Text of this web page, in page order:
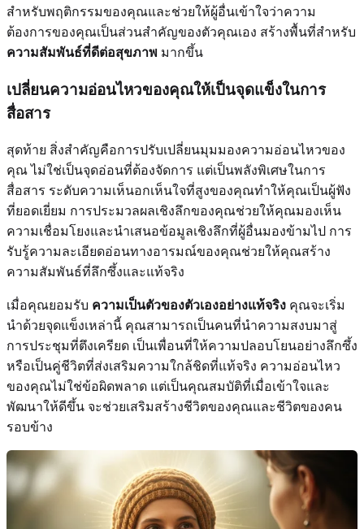
สำหรับพฤติกรรมของคุณและช่วยให้ผู้อื่นเข้าใจว่าความ
ต้องการของคุณเป็นส่วนสำคัญของตัวคุณเอง สร้างพื้นที่สำหรับ
ความสัมพันธ์ที่ดีต่อสุขภาพ มากขึ้น
เปลี่ยนความอ่อนไหวของคุณให้เป็นจุดแข็งในการ
สื่อสาร
สุดท้าย สิ่งสำคัญคือการปรับเปลี่ยนมุมมองความอ่อนไหวของ
คุณ ไม่ใช่เป็นจุดอ่อนที่ต้องจัดการ แต่เป็นพลังพิเศษในการ
สื่อสาร ระดับความเห็นอกเห็นใจที่สูงของคุณทำให้คุณเป็นผู้ฟัง
ที่ยอดเยี่ยม การประมวลผลเชิงลึกของคุณช่วยให้คุณมองเห็น
ความเชื่อมโยงและนำเสนอข้อมูลเชิงลึกที่ผู้อื่นมองข้ามไป การ
รับรู้ความละเอียดอ่อนทางอารมณ์ของคุณช่วยให้คุณสร้าง
ความสัมพันธ์ที่ลึกซึ้งและแท้จริง
เมื่อคุณยอมรับ ความเป็นตัวของตัวเองอย่างแท้จริง คุณจะเริ่ม
นำด้วยจุดแข็งเหล่านี้ คุณสามารถเป็นคนที่นำความสงบมาสู่
การประชุมที่ตึงเครียด เป็นเพื่อนที่ให้ความปลอบโยนอย่างลึกซึ้ง
หรือเป็นคู่ชีวิตที่ส่งเสริมความใกล้ชิดที่แท้จริง ความอ่อนไหว
ของคุณไม่ใช่ข้อผิดพลาด แต่เป็นคุณสมบัติที่เมื่อเข้าใจและ
พัฒนาให้ดีขึ้น จะช่วยเสริมสร้างชีวิตของคุณและชีวิตของคน
รอบข้าง